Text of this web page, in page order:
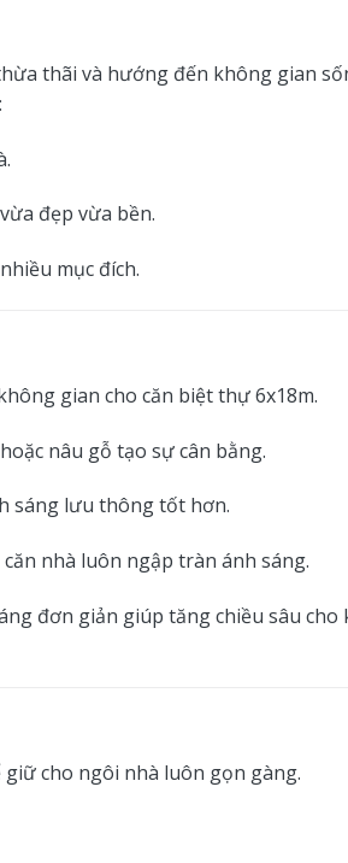
thãi và hướng đến không gian
đẹp vừa bền.
mục đích.
gian cho căn biệt thự 6x18m.
nâu gỗ tạo sự cân bằng.
sáng lưu thông tốt hơn.
nhà luôn ngập tràn ánh sáng.
đơn giản giúp tăng chiều sâu cho
cho ngôi nhà luôn gọn gàng.